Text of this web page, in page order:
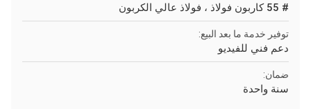
# 55 كاربون فولاذ ، فولاذ عالي الكربون
توفير خدمة ما بعد البيع:
دعم فني للفيديو
ضمان:
سنة واحدة